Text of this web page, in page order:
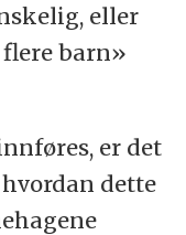
eller
barn»
er det
dette